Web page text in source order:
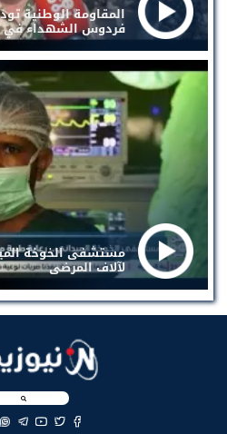
المقاومة الوطنية
فردوس الشهداء في
مستشفى الخوخة
لآلاف المرضى